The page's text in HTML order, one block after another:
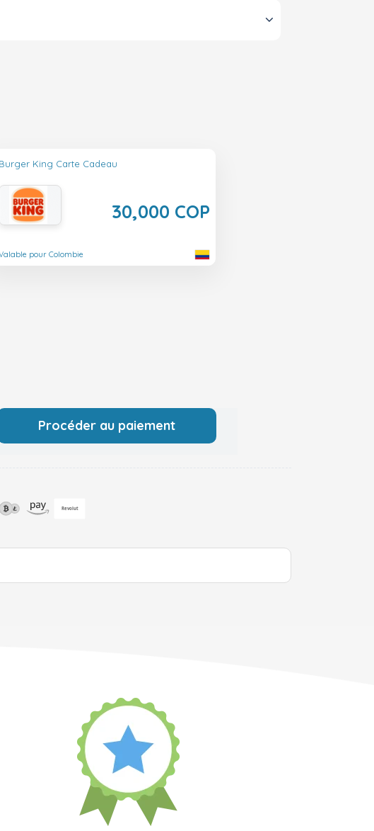
Burger King Carte Cadeau
30,000 COP
pour Colombie
Procéder au paiement